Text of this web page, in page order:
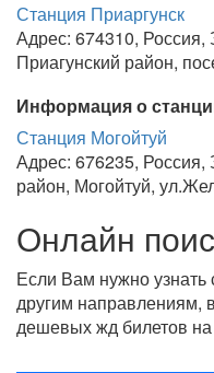
Станция Приаргунск
Адрес: 674310, Россия,
Приагунский район,
Информация о
Станция Могойтуй
Адрес: 676235, Россия,
район, Могойтуй,
Онлайн
Если Вам нужно узнать
другим направлениям,
дешевых жд билетов